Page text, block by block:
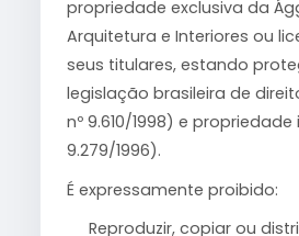
propriedade exclusiva da
Arquitetura e Interiores ou
seus titulares, estando
legislação brasileira de
nº 9.610/1998) e propriedade
9.279/1996).
É expressamente proibido:
Reproduzir, copiar ou